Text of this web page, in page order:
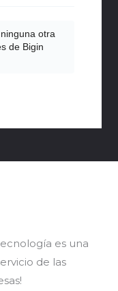
otra
de Bigin
es una
de las